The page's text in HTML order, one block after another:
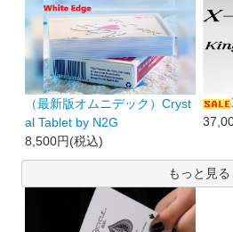
（最新版オムニデック）Cryst
al Tablet by N2G
8,500円(税込)
もっと見る